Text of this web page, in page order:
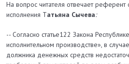
На вопрос читателя отвечает референт
исполнения Татьяна Сычева:
-- Согласно статье122 Закона
исполнительном производстве», в
должника денежных средств